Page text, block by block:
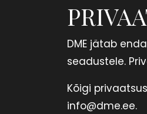
DME jätab
seadustele.
Kõigi
info@dme.ee.